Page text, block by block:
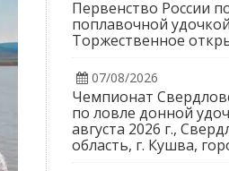
Первенство России
поплавочной
Торжественное
07/08/2026
Чемпионат
по ловле донной
августа 2026 г.,
область, г. Кушва,